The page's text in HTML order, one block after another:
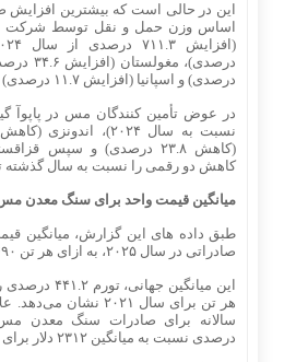
این در حالی است که بیشترین
اساس وزن حمل و نقل توسط شرکت‌
درصدی) و اسپانیا (افزایش ۱۱.۷ درصدی) ثبت شد.
کاهش دو رقمی را نسبت به سال گذشته
میانگین قیمت واحد برای سنگ معدن
طبق داده های این گزارش، میانگین
صادراتی در سال ۲۰۲۵، به ازای هر تن ۲۶۹۰ دلار بود.
هر تن برای سال ۲۰۲۱
درصدی نسبت به میانگین ۲۳۱۲ دلار برای سال ۲۰۲۴ است.